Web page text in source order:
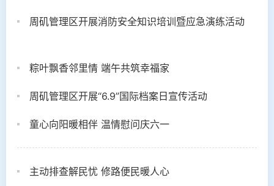
周矶管理区开展消防安全知识培训暨应急演练活动
粽叶飘香邻里情 端午共筑幸福家
周矶管理区开展“6.9”国际档案日宣传活动
童心向阳暖相伴 温情慰问庆六一
主动排查解民忧 修路便民暖人心